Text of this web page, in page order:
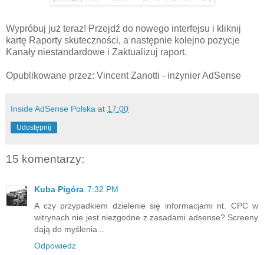
Wypróbuj już teraz! Przejdź do nowego interfejsu i kliknij
kartę Raporty skuteczności, a następnie kolejno pozycje
Kanały niestandardowe i Zaktualizuj raport.
Opublikowane przez: Vincent Zanotti - inżynier AdSense
Inside AdSense Polska at 17:00
Udostępnij
15 komentarzy:
Kuba Pigóra 7:32 PM
A czy przypadkiem dzielenie się informacjami nt. CPC w
witrynach nie jest niezgodne z zasadami adsense? Screeny
dają do myślenia...
Odpowiedz